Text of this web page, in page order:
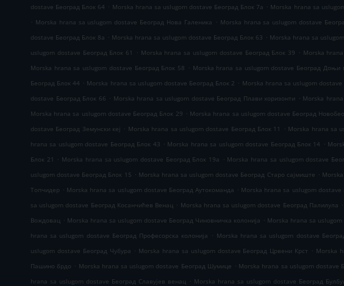
dostave Београд Блок 64 . Morska hrana sa uslugom dostave Београд Блок 7а . Morska hrana sa
. Morska hrana sa uslugom dostave Београд Нова Галеника . Morska hrana sa uslugom dostave
dostave Београд Блок 8а . Morska hrana sa uslugom dostave Београд Блок 63 . Morska hrana sa
uslugom dostave Београд Блок 61
. Morska hrana sa uslugom dostave Београд Блок 39 . Morska
Morska hrana sa uslugom dostave Београд Блок 58 . Morska hrana sa uslugom dostave Београд Доњи
Београд Блок 44 . Morska hrana sa uslugom dostave Београд Блок 2 . Morska hrana sa uslugom dostave
dostave Београд Блок 66 . Morska hrana sa uslugom dostave Београд Плави хоризонти . Morska
Morska hrana sa uslugom dostave Београд Блок 29 . Morska hrana sa uslugom dostave Београд
dostave Београд Земунски кеј . Morska hrana sa uslugom dostave Београд Блок 11 . Morska hrana sa
hrana sa uslugom dostave Београд Блок 43 . Morska hrana sa uslugom dostave Београд Блок 14 .
Блок 21
. Morska hrana sa uslugom dostave Београд Блок 19а . Morska hrana sa uslugom dostave
uslugom dostave Београд Блок 15 . Morska hrana sa uslugom dostave Београд Старо сајмиште .
Топчидер . Morska hrana sa uslugom dostave Београд Аутокоманда . Morska hrana sa uslugom
sa uslugom dostave Београд Косанчићев Венац . Morska hrana sa uslugom dostave Београд Палилула .
Вождовац . Morska hrana sa uslugom dostave Београд Чиновничка колонија . Morska hrana sa
hrana sa uslugom dostave Београд Професорска колонија . Morska hrana sa uslugom dostave
uslugom dostave Београд Чубура . Morska hrana sa uslugom dostave Београд Црвени Крст . Morska
Пашино брдо . Morska hrana sa uslugom dostave Београд Шумице . Morska hrana sa uslugom dostave
hrana sa uslugom dostave Београд Славујев венац . Morska hrana sa uslugom dostave Београд